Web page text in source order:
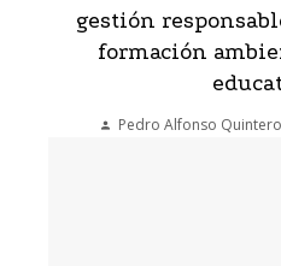
gestión
formación
Pedro Alfonso Quintero